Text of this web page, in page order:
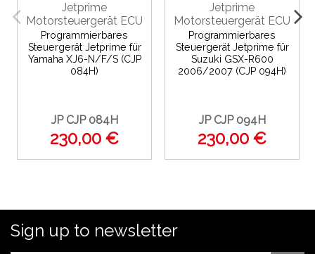
Jetprime
Motorsteuergerät ECU
Programmierbares
Steuergerät Jetprime für
Yamaha XJ6-N/F/S (CJP
084H)
JP CJP 084H
230,00 €
Jetprime
Motorsteuergerät ECU
Programmierbares
Steuergerät Jetprime für
Suzuki GSX-R600
2006/2007 (CJP 094H)
JP CJP 094H
230,00 €
Sign up to newsletter